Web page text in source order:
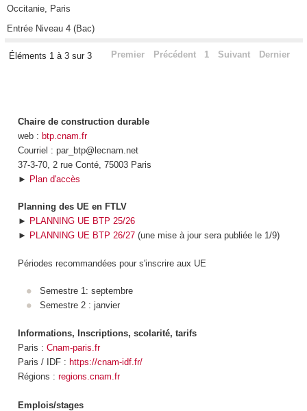
Occitanie, Paris
Entrée Niveau 4 (Bac)
Éléments 1 à 3 sur 3 Premier Précédent 1 Suivant Dernier
Chaire de construction durable
web : btp.cnam.fr
Courriel : par_btp@lecnam.net
37-3-70, 2 rue Conté, 75003 Paris
► Plan d'accès
Planning des UE en FTLV
► PLANNING UE BTP 25/26
► PLANNING UE BTP 26/27(une mise à jour sera publiée le 1/9)
Périodes recommandées pour s'inscrire aux UE
Semestre 1: septembre
Semestre 2 : janvier
Informations, Inscriptions, scolarité, tarifs
Paris : Cnam-paris.fr
Paris / IDF : https://cnam-idf.fr/
Régions : regions.cnam.fr
Emplois/stages